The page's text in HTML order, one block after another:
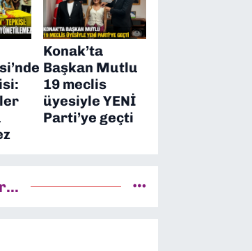
Konak’ta
Başkan Mutlu
19 meclis
üyesiyle YENİ
Parti’ye geçti